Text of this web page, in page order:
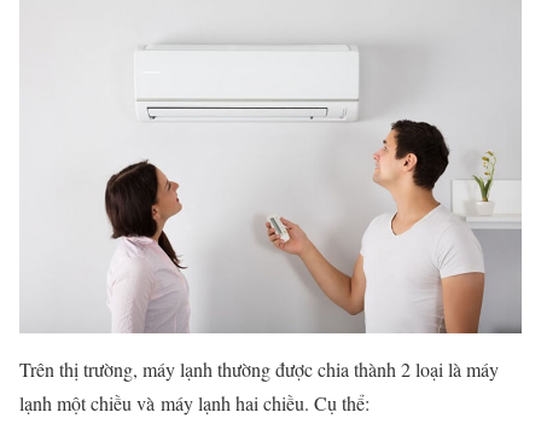
Trên thị trường, máy lạnh thường được chia thành 2 loại là máy
lạnh một chiều và máy lạnh hai chiều. Cụ thể: